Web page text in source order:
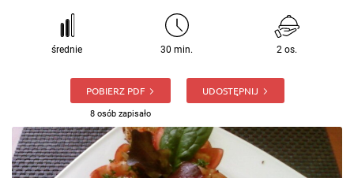
średnie 30 min. 2 os.
POBIERZ PDF
8 osób zapisało
UDOSTĘPNIJ